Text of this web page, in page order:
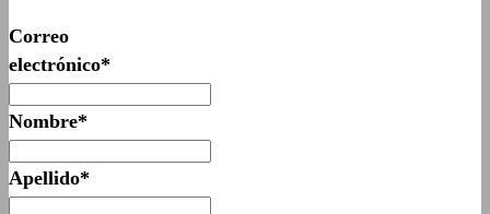
Correo
electrónico*
Nombre*
Apellido*